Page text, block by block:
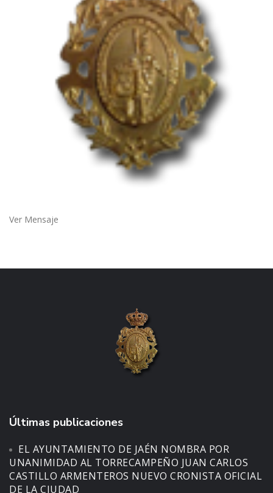
Ver Mensaje
Últimas publicaciones
EL AYUNTAMIENTO DE JAÉN NOMBRA POR
UNANIMIDAD AL TORRECAMPEÑO JUAN CARLOS
CASTILLO ARMENTEROS NUEVO CRONISTA OFICIAL
DE LA CIUDAD